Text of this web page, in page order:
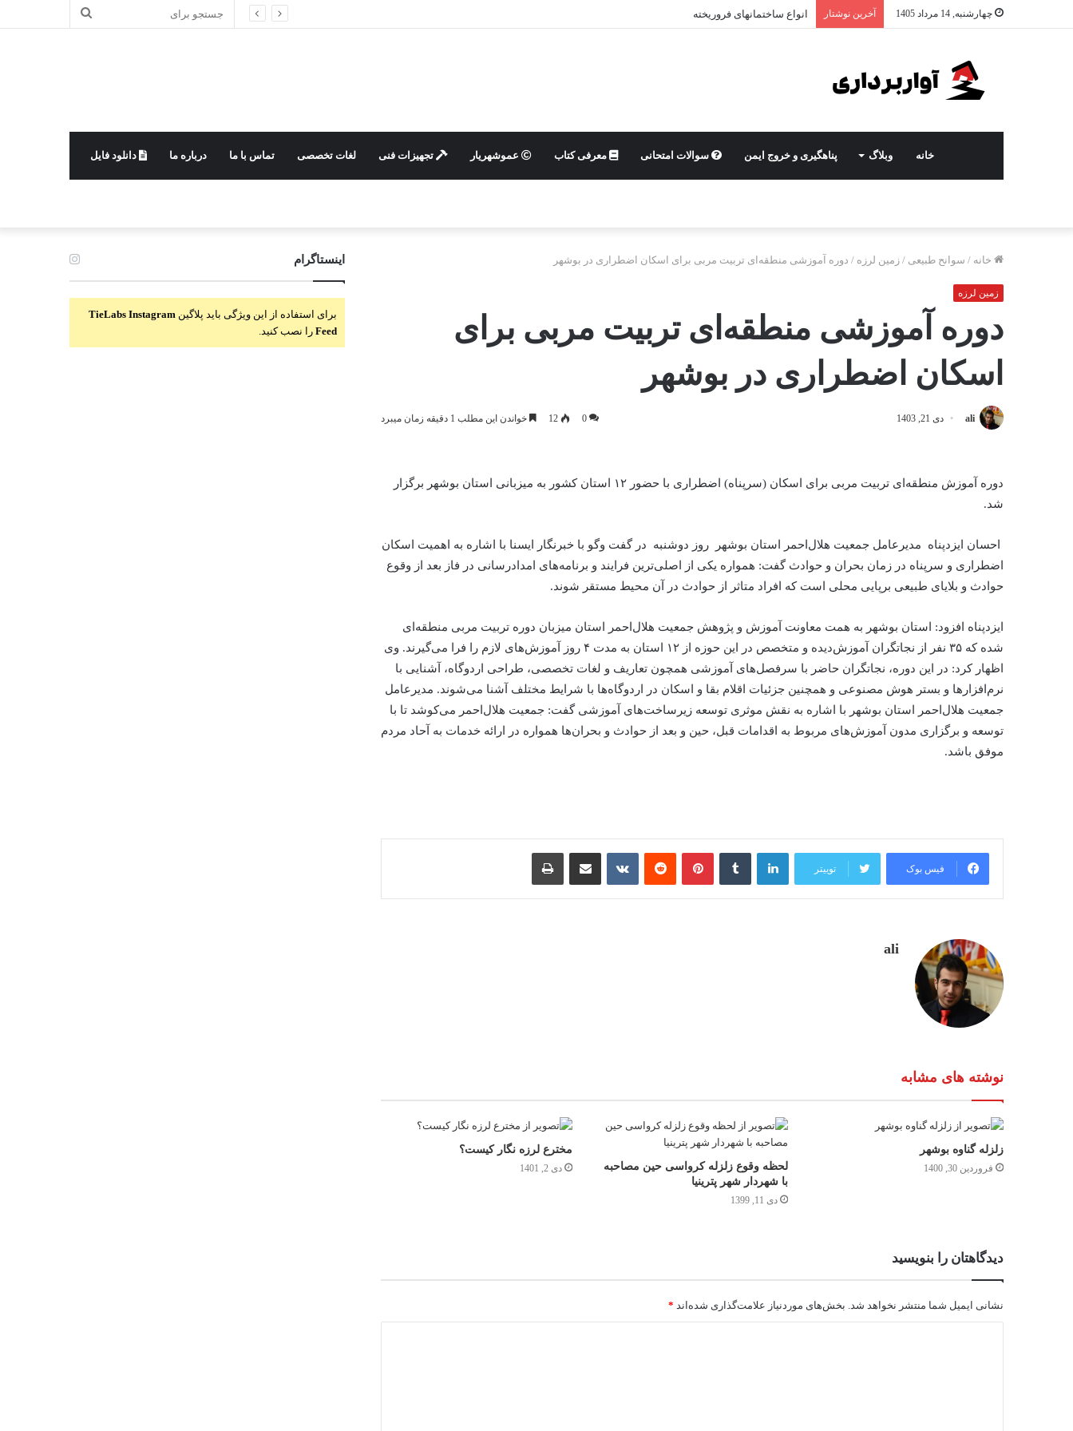
چهارشنبه, 14 مرداد 1405 آخرین نوشتار انواع ساختمانهای فروریخته جستجو
خانه وبلاگ پناهگیری و خروج ایمن سوالات امتحانی معرفی کتاب عموشهریار تجهیزات فنی لغات تخصصی تماس با ما درباره ما دانلود فایل
خانه / سوانح طبیعی / زمین لرزه / دوره آموزشی منطقه‌ای تربیت مربی برای اسکان اضطراری در بوشهر
زمین لرزه
دوره آموزشی منطقه‌ای تربیت مربی برای
اسکان اضطراری در بوشهر
ali دی 21, 1403 0
12 خواندن این مطلب 1 دقیقه زمان میبرد
دوره آموزش منطقه‌ای تربیت مربی برای اسکان (سرپناه) اضطراری با حضور ۱۲ استان کشور به میزبانی استان بوشهر برگزار
شد.
احسان ایزدپناه مدیرعامل جمعیت هلال‌احمر استان بوشهر روز دوشنبه در گفت وگو با خبرنگار ایسنا با اشاره به اهمیت اسکان
اضطراری و سرپناه در زمان بحران و حوادث گفت: همواره یکی از اصلی‌ترین فرایند و برنامه‌های امدادرسانی در فاز بعد از وقوع
حوادث و بلایای طبیعی برپایی محلی است که افراد متاثر از حوادث در آن محیط مستقر شوند.
ایزدپناه افزود: استان بوشهر به همت معاونت آموزش و پژوهش جمعیت هلال‌احمر استان میزبان دوره تربیت مربی منطقه‌ای
شده که ۳۵ نفر از نجاتگران آموزش‌دیده و متخصص در این حوزه از ۱۲ استان به مدت ۴ روز آموزش‌های لازم را فرا می‌گیرند. وی
اظهار کرد: در این دوره، نجاتگران حاضر با سرفصل‌های آموزشی همچون تعاریف و لغات تخصصی، طراحی اردوگاه، آشنایی با
نرم‌افزارها و بستر هوش مصنوعی و همچنین جزئیات اقلام بقا و اسکان در اردوگاه‌ها با شرایط مختلف آشنا می‌شوند. مدیرعامل
جمعیت هلال‌احمر استان بوشهر با اشاره به نقش موثری توسعه زیرساخت‌های آموزشی گفت: جمعیت هلال‌احمر می‌کوشد تا با
توسعه و برگزاری مدون آموزش‌های مربوط به اقدامات قبل، حین و بعد از حوادث و بحران‌ها همواره در ارائه خدمات به آحاد مردم
موفق باشد.
فیس بوک توییتر
لینکدین ‫تامبلر ‫پین‌ترست‫رددیت ‫VKontakteاشتراک گذاری از طریق ایمیل چاپ
ali
نوشته های مشابه
زلزله گناوه بوشهر
فروردین 30, 1400
لحظه وقوع زلزله کرواسی حین مصاحبه
با شهردار شهر پترینیا
دی 11, 1399
مخترع لرزه نگار کیست؟
دی 2, 1401
دیدگاهتان را بنویسید
نشانی ایمیل شما منتشر نخواهد شد. بخش‌های موردنیاز علامت‌گذاری شده‌اند *
اینستاگرام
برای استفاده از این ویژگی باید پلاگینTieLabs Instagram
Feed را نصب کنید.